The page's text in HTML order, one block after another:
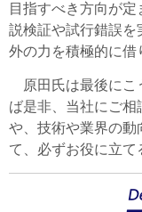
目指すべき方向が
説検証や試行錯誤を
外の力を積極的に借
原田氏は最後にこ
ば是非、当社にご相
や、技術や業界の動
て、必ずお役に立て